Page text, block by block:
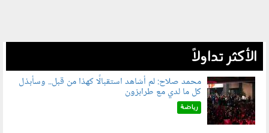
الأكثر تداولاً
060802.jpg
محمد صلاح: لم أشاهد استقبالًا كهذا من قبل.. وسأبذل
كل ما لدي مع طرابزون
رياضة